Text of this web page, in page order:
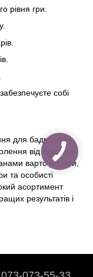
рівня гри.
собі
для бадмінтону,
від процесу.
варто робити,
та особисті
асортимент
результатів і